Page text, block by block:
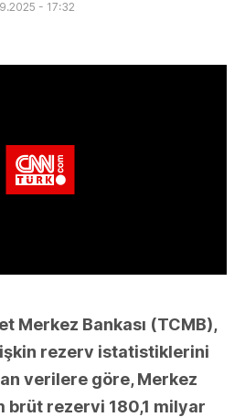
- 17:32
Merkez Bankası (TCMB),
rezerv istatistiklerini
verilere göre, Merkez
brüt rezervi 180,1 milyar